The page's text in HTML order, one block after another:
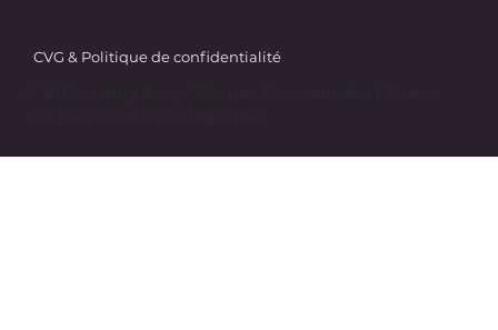
CVG & Politique de confidentialité